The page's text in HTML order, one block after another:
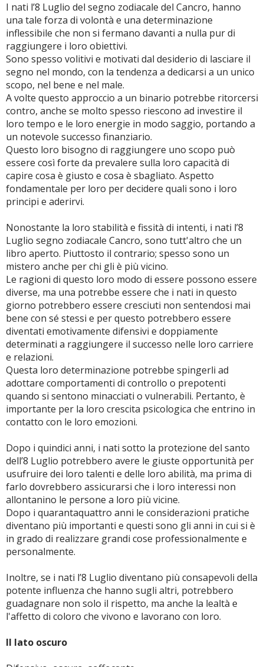
I nati l’8 Luglio del segno zodiacale del Cancro, hanno
una tale forza di volontà e una determinazione
inflessibile che non si fermano davanti a nulla pur di
raggiungere i loro obiettivi.
Sono spesso volitivi e motivati dal desiderio di lasciare il
segno nel mondo, con la tendenza a dedicarsi a un unico
scopo, nel bene e nel male.
A volte questo approccio a un binario potrebbe ritorcersi
contro, anche se molto spesso riescono ad investire il
loro tempo e le loro energie in modo saggio, portando a
un notevole successo finanziario.
Questo loro bisogno di raggiungere uno scopo può
essere così forte da prevalere sulla loro capacità di
capire cosa è giusto e cosa è sbagliato. Aspetto
fondamentale per loro per decidere quali sono i loro
principi e aderirvi.
Nonostante la loro stabilità e fissità di intenti, i nati l’8
Luglio segno zodiacale Cancro, sono tutt'altro che un
libro aperto. Piuttosto il contrario; spesso sono un
mistero anche per chi gli è più vicino.
Le ragioni di questo loro modo di essere possono essere
diverse, ma una potrebbe essere che i nati in questo
giorno potrebbero essere cresciuti non sentendosi mai
bene con sé stessi e per questo potrebbero essere
diventati emotivamente difensivi e doppiamente
determinati a raggiungere il successo nelle loro carriere
e relazioni.
Questa loro determinazione potrebbe spingerli ad
adottare comportamenti di controllo o prepotenti
quando si sentono minacciati o vulnerabili. Pertanto, è
importante per la loro crescita psicologica che entrino in
contatto con le loro emozioni.
Dopo i quindici anni, i nati sotto la protezione del santo
dell’8 Luglio potrebbero avere le giuste opportunità per
usufruire dei loro talenti e delle loro abilità, ma prima di
farlo dovrebbero assicurarsi che i loro interessi non
allontanino le persone a loro più vicine.
Dopo i quarantaquattro anni le considerazioni pratiche
diventano più importanti e questi sono gli anni in cui si è
in grado di realizzare grandi cose professionalmente e
personalmente.
Inoltre, se i nati l’8 Luglio diventano più consapevoli della
potente influenza che hanno sugli altri, potrebbero
guadagnare non solo il rispetto, ma anche la lealtà e
l'affetto di coloro che vivono e lavorano con loro.
Il lato oscuro